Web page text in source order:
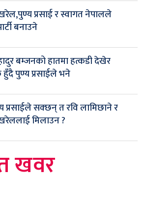
प्रसाई र स्वागत नेपालले
बनाउने
बम्जनको हातमा हत्कडी देखेर
पुण्य प्रसाईले भने
प्रसाईले सक्छन् त रवि लामिछाने र
मिलाउन ?
खवर